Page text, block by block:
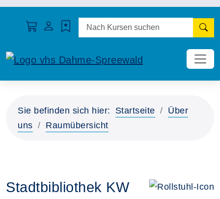
Sie befinden sich hier: Startseite
Über
uns
Raumübersicht
Stadtbibliothek KW Das Gebäude